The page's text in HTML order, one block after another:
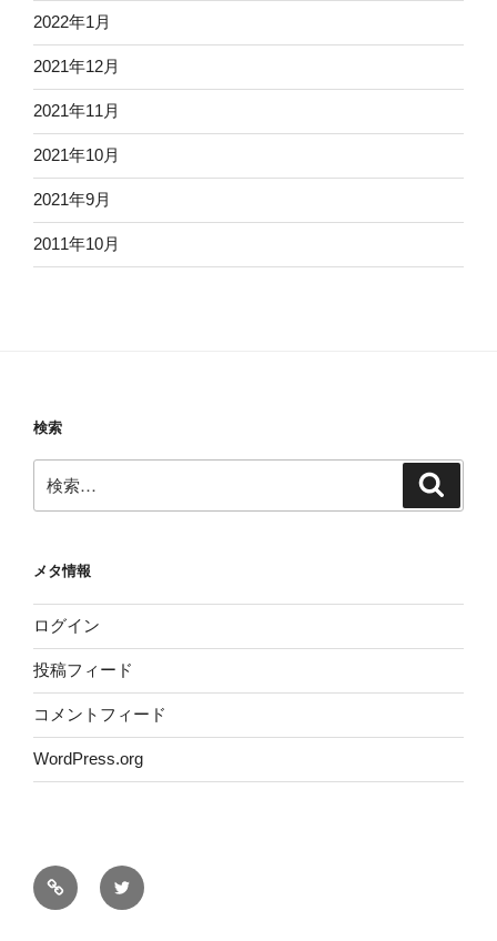
2022年1月
2021年12月
2021年11月
2021年10月
2021年9月
2011年10月
検索
索:
メタ情報
ログイン
投稿フィード
コメントフィード
WordPress.org
サ
イ
Twitter